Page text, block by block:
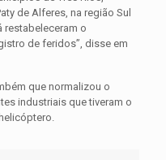
de Alferes, na região Sul
restabeleceram o
de feridos”, disse em
que normalizou o
industriais que tiveram o